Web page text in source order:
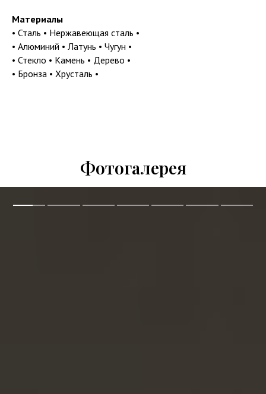
Материалы
• Сталь • Нержавеющая сталь •
• Алюминий • Латунь • Чугун •
• Стекло • Камень • Дерево •
• Бронза • Хрусталь •
Фотогалерея